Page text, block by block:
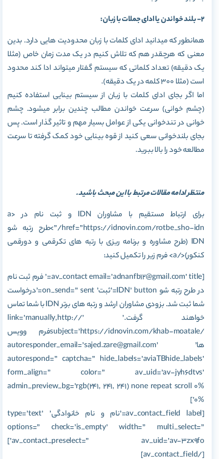
2- بلند خواندن یا ادای جملات با زبان:
همانطور که میدانید ادای کلمات با زبان محدودیت هایی دارد. بدین
معنی که هرچقدر هم که تلاش کنیم در یک مدت زمان خاص (مثلا
یک دقیقه) تعداد کلماتی که سیستم گفتار میتواند ادا کند محدود
است (مثلا 300 کلمه در یک دقیقه).
اما اگر بجای ادای کلمات با زبان از سیستم بینایی استفاده کنیم
(چشم خوانی) سرعت خواندن مطالب چندین برابر میشود. چشم
خوانی در تندخوانی یکی از عوامل بسیار مهم و تاثیر گذار است. پس
بجای بلندخوانی سعی کنید از قوه بینایی خود کمک گرفته تا سرعت
مطالعه خود را بالا ببرید.
منتظر ادامه مقالات مرتبط با این مبحث باشید.
برای ارتباط مستقیم با مشاوران IDN و ثبت نام در <a
href=”https://idnovin.com/rotbe_sho-idn/”>طرح رتبه شو
IDN (طرح مشاوره و برنامه ریزی با رتبه های تکرقمی و دورقمی
کنکور)</a> فرم زیر را تکمیل کنید:
[av_contact email=’adnanfb12@gmail.com’ title=’ فرم ثبت نام
در طرح رتبه شو IDN’ button=’ثبت’ on_send=” sent=’درخواست
شما ثبت شد. بزودی مشاوران ارشد و رتبه های برتر IDN با شما تماس
خواهند گرفت.’ link=’manually,http://’
subject=’https://idnovin.com/khab-moatale/‎فرم وویس
ها’ autoresponder_email=’sajed.zare@gmail.com’
autorespond=” captcha=” hide_labels=’aviaTBhide_labels’
form_align=” color=” av_uid=’av-jyh6dtvs’
admin_preview_bg=’rgb(241, 241, 241) none repeat scroll 0%
0%’]
[av_contact_field label=’نام و نام خانوادگی’ type=’text’
options=” check=’is_empty’ width=” multi_select=”
av_contact_preselect=” av_uid=’av-3zx9fo’]
[/av_contact_field]